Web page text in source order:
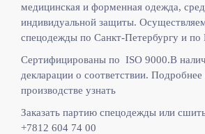
медицинская и форменная одежда,
индивидуальной защиты.
спецодежды по Санкт-Петербургу и по
Сертифицированы по ISO 9000.В
декларации о соответствии.
производстве узнать
Заказать партию спецодежды или
+7812 604 74 00